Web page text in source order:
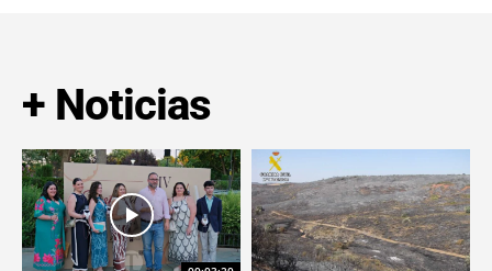
+ Noticias